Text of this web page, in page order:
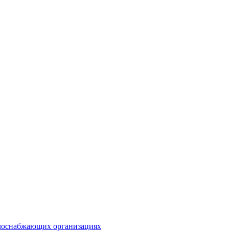
организациях